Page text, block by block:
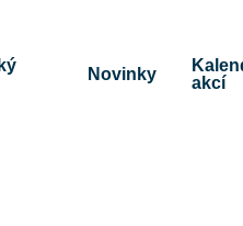
Novinky
akcí